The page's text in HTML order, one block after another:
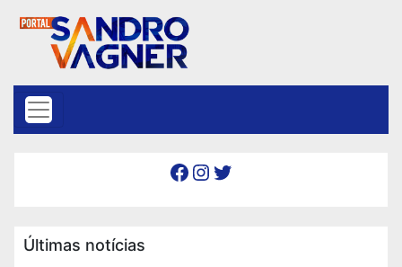
Facebook Instagram Twitter
Últimas notícias